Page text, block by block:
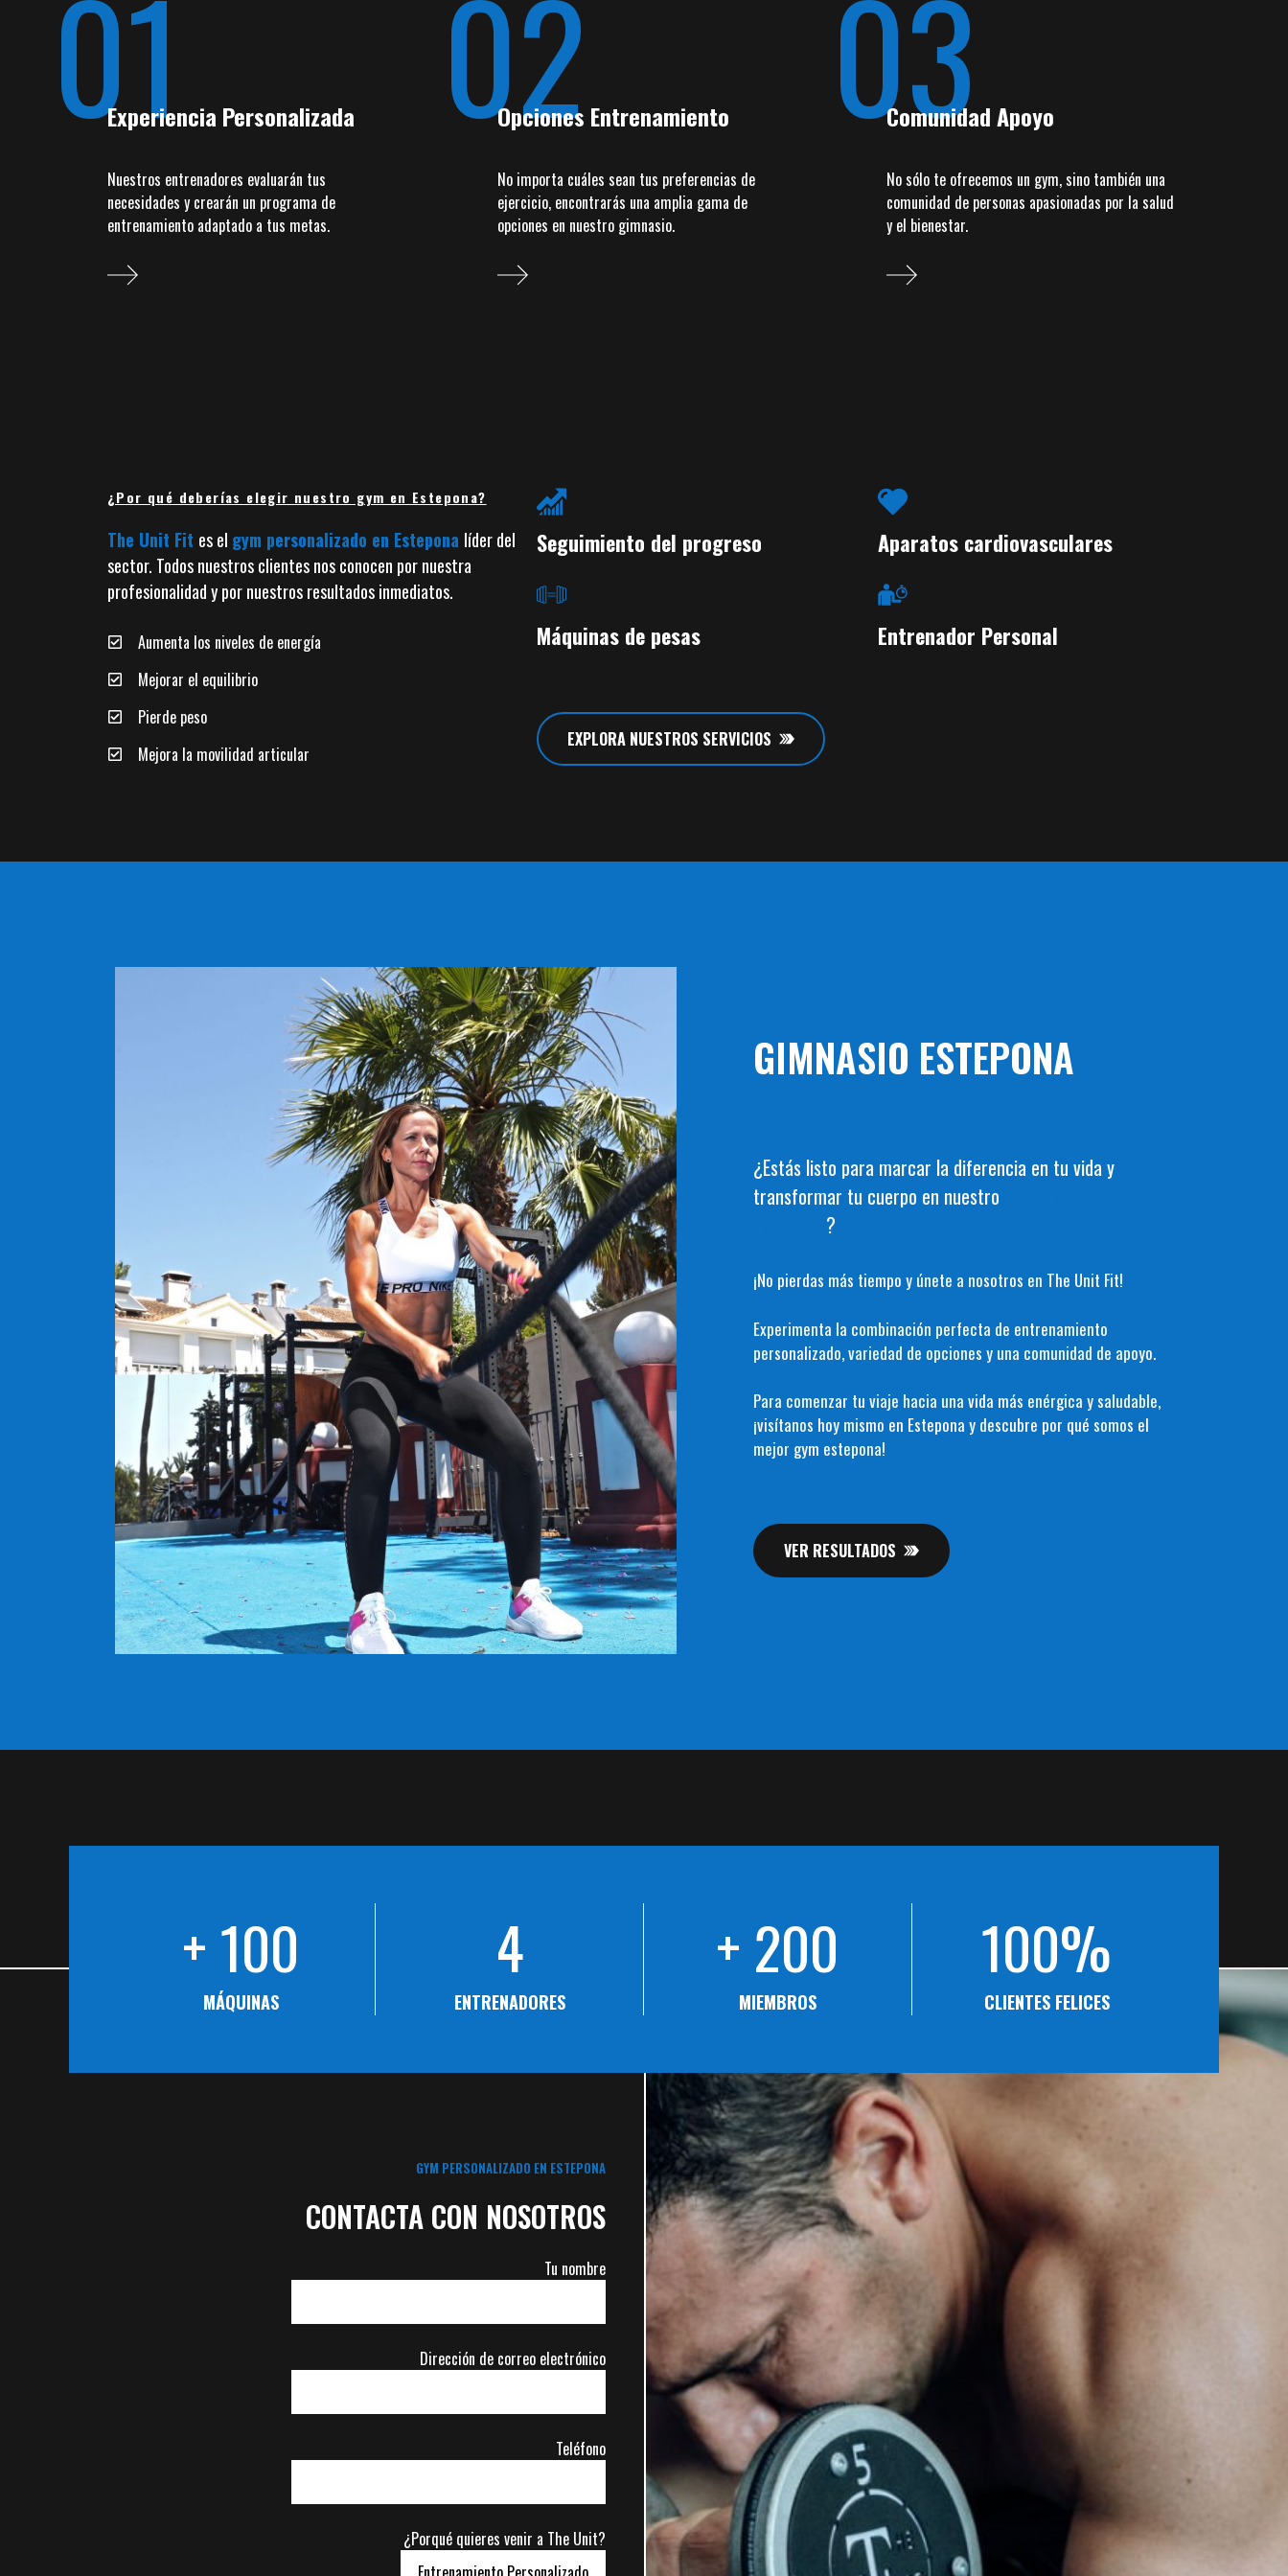
01
Experiencia Personalizada
Nuestros entrenadores evaluarán tus
necesidades y crearán un programa de
entrenamiento adaptado a tus metas.
02
Opciones Entrenamiento
No importa cuáles sean tus preferencias de
ejercicio, encontrarás una amplia gama de
opciones en nuestro gimnasio.
03
Comunidad Apoyo
No sólo te ofrecemos un gym, sino también una
comunidad de personas apasionadas por la salud
y el bienestar.
¿Por qué deberías elegir nuestro gym en Estepona?
The Unit Fit es el gym personalizado en Estepona líder del
sector. Todos nuestros clientes nos conocen por nuestra
profesionalidad y por nuestros resultados inmediatos.
Aumenta los niveles de energía
Mejorar el equilibrio
Pierde peso
Mejora la movilidad articular
Seguimiento del progreso Aparatos cardiovasculares
Máquinas de pesas Entrenador Personal
EXPLORA NUESTROS SERVICIOS
GIMNASIO ESTEPONA
¿Estás listo para marcar la diferencia en tu vida y
transformar tu cuerpo en nuestro
?
¡No pierdas más tiempo y únete a nosotros en The Unit Fit!
Experimenta la combinación perfecta de entrenamiento
personalizado, variedad de opciones y una comunidad de apoyo.
Para comenzar tu viaje hacia una vida más enérgica y saludable,
¡visítanos hoy mismo en Estepona y descubre por qué somos el
mejor gym estepona!
VER RESULTADOS
+ 100
MÁQUINAS
4
ENTRENADORES
+ 200
MIEMBROS
100%
CLIENTES FELICES
GYM PERSONALIZADO EN ESTEPONA
CONTACTA CON NOSOTROS
Tu nombre
Dirección de correo electrónico
Teléfono
¿Porqué quieres venir a The Unit?